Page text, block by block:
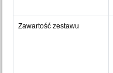
Zawartość zestawu